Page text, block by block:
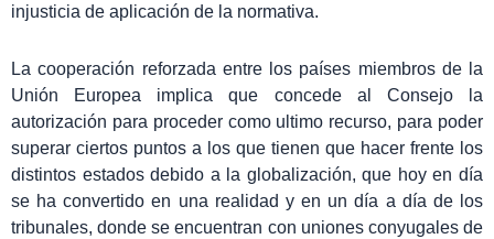
injusticia de aplicación de la normativa.
La cooperación reforzada entre los países miembros de la
Unión Europea implica que concede al Consejo la
autorización para proceder como ultimo recurso, para poder
superar ciertos puntos a los que tienen que hacer frente los
distintos estados debido a la globalización, que hoy en día
se ha convertido en una realidad y en un día a día de los
tribunales, donde se encuentran con uniones conyugales de